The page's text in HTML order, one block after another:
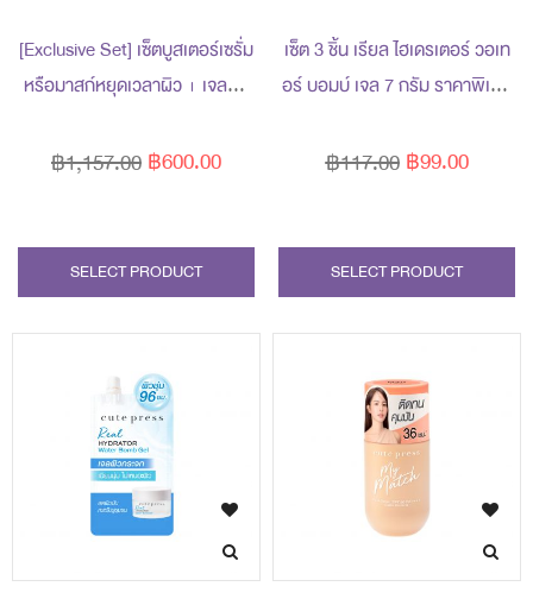
[Exclusive Set] เซ็ตบูสเตอร์เซรั่ม
หรือมาสก์หยุดเวลาผิว + เจลผิว
บาท (สุทธิ) ปกติ 1,157 บาท
฿600.00
฿1,157.00
SELECT PRODUCT
เซ็ต 3 ชิ้น เรียล ไฮเดรเตอร์ วอเท
อร์ บอมบ์ เจล 7 กรัม ราคาพิเศษ
฿99.00
฿117.00
SELECT PRODUCT